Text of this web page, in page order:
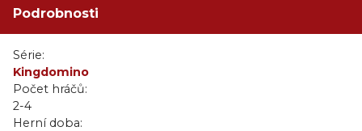
Podrobnosti
Série:
Kingdomino
Počet hráčů:
2-4
Herní doba: